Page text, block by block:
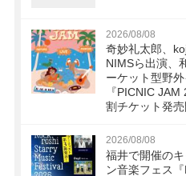
2026/08/08
奇妙礼太郎、
NIMSら出演、
ーケット型野
『PICNIC
割チケット発
2026/08/08
福井で開催の
ン音楽フェス